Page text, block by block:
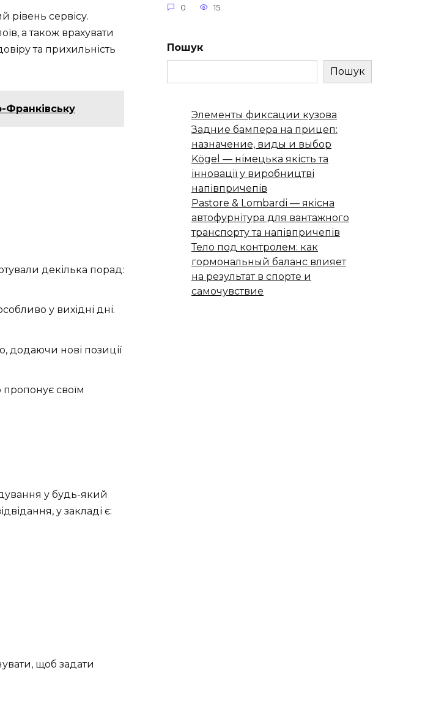
рівень сервісу.
а також врахувати
та прихильність
Франківську
декілька порад:
у вихідні дні.
додаючи нові позиції
пропонує своїм
у будь-який
у закладі є:
щоб задати
0 15
Пошук
Пошук
Элементы фиксации кузова
Задние бампера на прицеп:
назначение, виды и выбор
Kögel — німецька якість та
інновації у виробництві
напівпричепів
Pastore & Lombardi — якісна
автофурнітура для вантажного
транспорту та напівпричепів
Тело под контролем: как
гормональный баланс влияет
на результат в спорте и
самочувствие